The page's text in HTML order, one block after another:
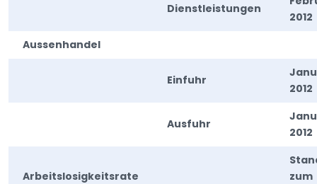
Dienstleistungen
2012
Aussenhandel
Einfuhr
2012
Ausfuhr
2012
Arbeitslosigkeitsrate
zum